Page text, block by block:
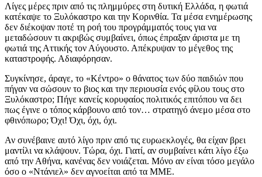
Λίγες μέρες πριν από τις πλημμύρες στη δυτική Ελλάδα, η φωτιά
κατέκαψε το Ξυλόκαστρο και την Κορινθία. Τα μέσα ενημέρωσης
δεν διέκοψαν ποτέ τη ροή του προγράμματός τους για να
μεταδώσουν τι ακριβώς συμβαίνει, όπως έπραξαν άριστα με τη
φωτιά της Αττικής τον Αύγουστο. Απέκρυψαν το μέγεθος της
καταστροφής. Αδιαφόρησαν.
Συγκίνησε, άραγε, το «Κέντρο» ο θάνατος των δύο παιδιών που
πήγαν να σώσουν το βιος και την περιουσία ενός φίλου τους στο
Ξυλόκαστρο; Πήγε κανείς κορυφαίος πολιτικός επιτόπου να δει
πως έγινε ο τόπος κάρβουνο από τον… στρατηγό άνεμο μέσα στο
φθινόπωρο; Όχι! Όχι, όχι, όχι.
Αν συνέβαινε αυτό λίγο πριν από τις ευρωεκλογές, θα είχαν βρει
μαντίλι να κλάψουν. Τώρα, όχι. Γιατί, αν συμβαίνει κάτι λίγο έξω
από την Αθήνα, κανένας δεν νοιάζεται. Μόνο αν είναι τόσο μεγάλο
όσο ο «Ντάνιελ» δεν αγνοείται από τα ΜΜΕ.